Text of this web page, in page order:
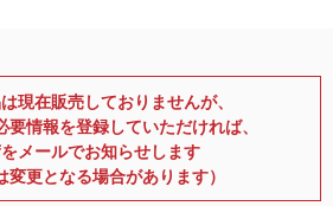
現在販売しておりませんが、
情報を登録していただければ、
メールでお知らせします
変更となる場合があります）